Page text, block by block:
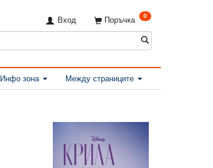
Поръчка 0
Вход
Инфо зона Между страниците